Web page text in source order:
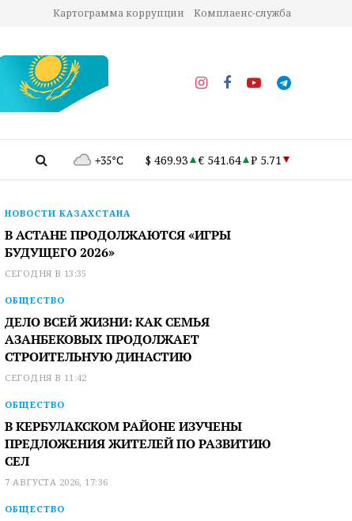
Картограмма коррупции Комплаенс-служба
+35°C $ 469.93 € 541.64 ₽ 5.71
НОВОСТИ КАЗАХСТАНА
В АСТАНЕ ПРОДОЛЖАЮТСЯ «ИГРЫ
БУДУЩЕГО 2026»
СЕГОДНЯ В 13:35
ОБЩЕСТВО
ДЕЛО ВСЕЙ ЖИЗНИ: КАК СЕМЬЯ
АЗАНБЕКОВЫХ ПРОДОЛЖАЕТ
СТРОИТЕЛЬНУЮ ДИНАСТИЮ
СЕГОДНЯ В 11:42
ОБЩЕСТВО
В КЕРБУЛАКСКОМ РАЙОНЕ ИЗУЧЕНЫ
ПРЕДЛОЖЕНИЯ ЖИТЕЛЕЙ ПО РАЗВИТИЮ
СЕЛ
7 АВГУСТА 2026, 17:36
ОБЩЕСТВО